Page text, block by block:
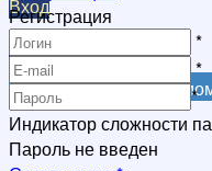
Вход
Регистрация
Регистрация
Не красна книга
Регистрация
*
*
*
Индикатор сложности
Пароль не введен